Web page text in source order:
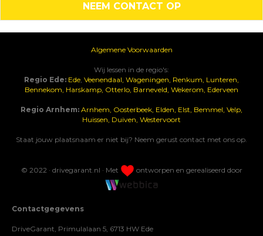
NEEM CONTACT OP
Algemene Voorwaarden
Wij lessen in de regio's:
Regio Ede: Ede, Veenendaal, Wageningen, Renkum, Lunteren,
Bennekom, Harskamp, Otterlo, Barneveld, Wekerom, Ederveen
Regio Arnhem: Arnhem, Oosterbeek, Elden, Elst, Bemmel, Velp,
Huissen, Duiven, Westervoort
Staat jouw plaatsnaam er niet bij? Neem gerust contact met ons op.
© 2022 · drivegarant.nl · Met ontworpen en gerealiseerd door
Contactgegevens
DriveGarant, Primulalaan 5, 6713 HW Ede